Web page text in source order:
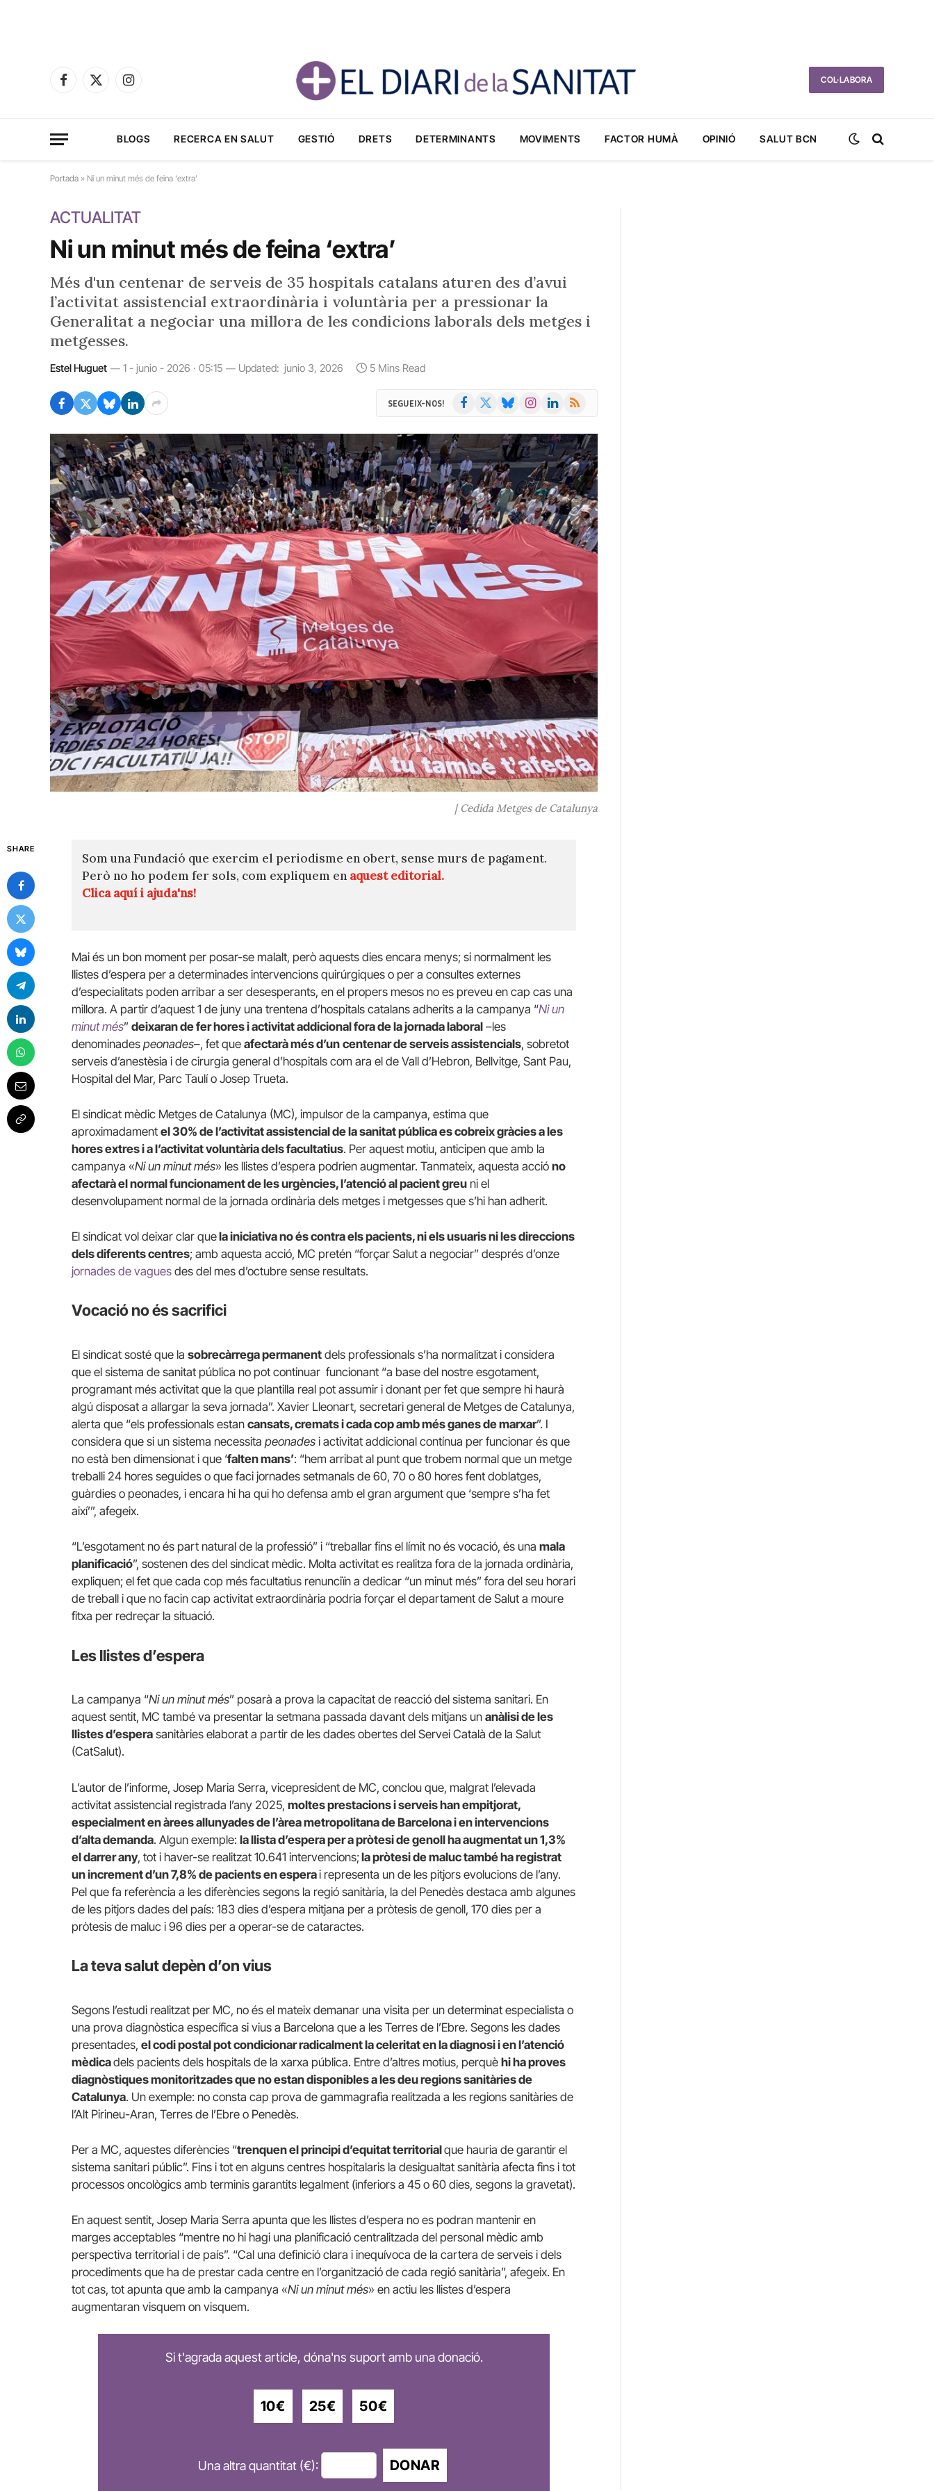
Facebook
X
Instagram
COL·LABORA
BLOGS RECERCA EN SALUT GESTIÓ DRETS DETERMINANTS MOVIMENTS FACTOR HUMÀ OPINIÓ SALUT BCN
Portada » Ni un minut més de feina ‘extra’
ACTUALITAT
Ni un minut més de feina ‘extra’
Més d'un centenar de serveis de 35 hospitals catalans aturen des d’avui
l’activitat assistencial extraordinària i voluntària per a pressionar la
Generalitat a negociar una millora de les condicions laborals dels metges i
metgesses.
Estel Huguet 1 - junio - 2026 · 05:15 Updated: junio 3, 2026 5 Mins Read
SEGUEIX-NOS! Facebook BlueskyInstagramLinkedIn
RSS
| Cedida Metges de Catalunya
SHARE
Som una Fundació que exercim el periodisme en obert, sense murs de pagament.
Però no ho podem fer sols, com expliquem en aquest editorial.
Clica aquí i ajuda'ns!
Mai és un bon moment per posar-se malalt, però aquests dies encara menys; si normalment les
llistes d’espera per a determinades intervencions quirúrgiques o per a consultes externes
d’especialitats poden arribar a ser desesperants, en el propers mesos no es preveu en cap cas una
millora. A partir d’aquest 1 de juny una trentena d’hospitals catalans adherits a la campanya “Ni un
minut més” deixaran de fer hores i activitat addicional fora de la jornada laboral –les
denominades peonades–, fet que afectarà més d’un centenar de serveis assistencials, sobretot
serveis d’anestèsia i de cirurgia general d’hospitals com ara el de Vall d’Hebron, Bellvitge, Sant Pau,
Hospital del Mar, Parc Taulí o Josep Trueta.
El sindicat mèdic Metges de Catalunya (MC), impulsor de la campanya, estima que
aproximadament el 30% de l’activitat assistencial de la sanitat pública es cobreix gràcies a les
hores extres i a l’activitat voluntària dels facultatius. Per aquest motiu, anticipen que amb la
campanya «Ni un minut més» les llistes d’espera podrien augmentar. Tanmateix, aquesta acció no
afectarà el normal funcionament de les urgències, l’atenció al pacient greu ni el
desenvolupament normal de la jornada ordinària dels metges i metgesses que s’hi han adherit.
El sindicat vol deixar clar quela iniciativa no és contra els pacients, ni els usuaris ni les direccions
dels diferents centres; amb aquesta acció, MC pretén “forçar Salut a negociar” després d’onze
jornades de vagues des del mes d’octubre sense resultats.
Vocació no és sacrifici
El sindicat sosté que la sobrecàrrega permanent dels professionals s’ha normalitzat i considera
que el sistema de sanitat pública no pot continuar funcionant “a base del nostre esgotament,
programant més activitat que la que plantilla real pot assumir i donant per fet que sempre hi haurà
algú disposat a allargar la seva jornada”. Xavier Lleonart, secretari general de Metges de Catalunya,
alerta que “els professionals estan cansats, cremats i cada cop amb més ganes de marxar”. I
considera que si un sistema necessita peonades i activitat addicional contínua per funcionar és que
no està ben dimensionat i que ‘falten mans’: “hem arribat al punt que trobem normal que un metge
treballi 24 hores seguides o que faci jornades setmanals de 60, 70 o 80 hores fent doblatges,
guàrdies o peonades, i encara hi ha qui ho defensa amb el gran argument que ‘sempre s’ha fet
així’”, afegeix.
“L’esgotament no és part natural de la professió” i “treballar fins el límit no és vocació, és una mala
planificació”, sostenen des del sindicat mèdic. Molta activitat es realitza fora de la jornada ordinària,
expliquen; el fet que cada cop més facultatius renunciïn a dedicar “un minut més” fora del seu horari
de treball i que no facin cap activitat extraordinària podria forçar el departament de Salut a moure
fitxa per redreçar la situació.
Les llistes d’espera
La campanya “Ni un minut més” posarà a prova la capacitat de reacció del sistema sanitari. En
aquest sentit, MC també va presentar la setmana passada davant dels mitjans un anàlisi de les
llistes d’espera sanitàries elaborat a partir de les dades obertes del Servei Català de la Salut
(CatSalut).
L’autor de l’informe, Josep Maria Serra, vicepresident de MC, conclou que, malgrat l’elevada
activitat assistencial registrada l’any 2025, moltes prestacions i serveis han empitjorat,
especialment en àrees allunyades de l’àrea metropolitana de Barcelona i en intervencions
d’alta demanda. Algun exemple: la llista d’espera per a pròtesi de genoll ha augmentat un 1,3%
el darrer any, tot i haver-se realitzat 10.641 intervencions;la pròtesi de maluc també ha registrat
un increment d’un 7,8% de pacients en esperai representa un de les pitjors evolucions de l’any.
Pel que fa referència a les diferències segons la regió sanitària, la del Penedès destaca amb algunes
de les pitjors dades del país: 183 dies d’espera mitjana per a pròtesis de genoll, 170 dies per a
pròtesis de maluc i 96 dies per a operar-se de cataractes.
La teva salut depèn d’on vius
Segons l’estudi realitzat per MC, no és el mateix demanar una visita per un determinat especialista o
una prova diagnòstica específica si vius a Barcelona que a les Terres de l’Ebre. Segons les dades
presentades, el codi postal pot condicionar radicalment la celeritat en la diagnosi i en l’atenció
mèdicadels pacients dels hospitals de la xarxa pública. Entre d’altres motius, perquè hi ha proves
diagnòstiques monitoritzades que no estan disponibles a les deu regions sanitàries de
Catalunya. Un exemple: no consta cap prova de gammagrafia realitzada a les regions sanitàries de
l’Alt Pirineu-Aran, Terres de l’Ebre o Penedès.
Per a MC, aquestes diferències “trenquen el principi d’equitat territorialque hauria de garantir el
sistema sanitari públic”. Fins i tot en alguns centres hospitalaris la desigualtat sanitària afecta fins i tot
processos oncològics amb terminis garantits legalment (inferiors a 45 o 60 dies, segons la gravetat).
En aquest sentit, Josep Maria Serra apunta que les llistes d’espera no es podran mantenir en
marges acceptables “mentre no hi hagi una planificació centralitzada del personal mèdic amb
perspectiva territorial i de país”. “Cal una definició clara i inequívoca de la cartera de serveis i dels
procediments que ha de prestar cada centre en l’organització de cada regió sanitària”, afegeix. En
tot cas, tot apunta que amb la campanya «Ni un minut més» en actiu les llistes d’espera
augmentaran visquem on visquem.
Si t'agrada aquest article, dóna'ns suport amb una donació.
10€ 25€ 50€
Una altra quantitat (€): DONAR